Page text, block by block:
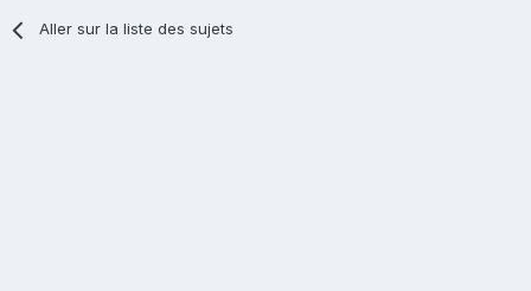
Aller sur la liste des sujets